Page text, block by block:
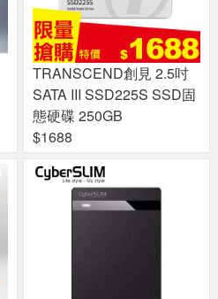
TRANSCEND創見 2.5吋
SATA III SSD225S SSD固
態硬碟 250GB
$1688